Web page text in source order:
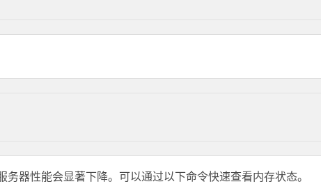
器性能会显著下降。可以通过以下命令快速查看内存状态。